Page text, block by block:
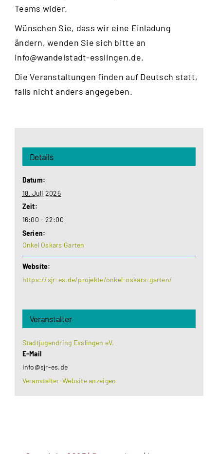
Teams wider.
Wünschen Sie, dass wir eine Einladung
ändern, wenden Sie sich bitte an
info@wandelstadt-esslingen.de.
Die Veranstaltungen finden auf Deutsch statt,
falls nicht anders angegeben.
Details
Datum:
18. Juli 2025
Zeit:
16:00 - 22:00
Serien:
Onkel Oskars Garten
Website:
https://sjr-es.de/projekte/onkel-oskars-garten/
Veranstalter
Stadtjugendring Esslingen eV.
E-Mail
info@sjr-es.de
Veranstalter-Website anzeigen